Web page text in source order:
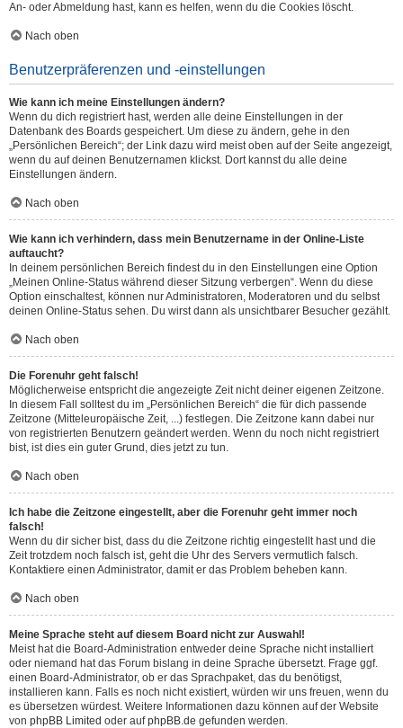
An- oder Abmeldung hast, kann es helfen, wenn du die Cookies löscht.
Nach oben
Benutzerpräferenzen und -einstellungen
Wie kann ich meine Einstellungen ändern?
Wenn du dich registriert hast, werden alle deine Einstellungen in der
Datenbank des Boards gespeichert. Um diese zu ändern, gehe in den
„Persönlichen Bereich“; der Link dazu wird meist oben auf der Seite angezeigt,
wenn du auf deinen Benutzernamen klickst. Dort kannst du alle deine
Einstellungen ändern.
Nach oben
Wie kann ich verhindern, dass mein Benutzername in der Online-Liste
auftaucht?
In deinem persönlichen Bereich findest du in den Einstellungen eine Option
„Meinen Online-Status während dieser Sitzung verbergen“. Wenn du diese
Option einschaltest, können nur Administratoren, Moderatoren und du selbst
deinen Online-Status sehen. Du wirst dann als unsichtbarer Besucher gezählt.
Nach oben
Die Forenuhr geht falsch!
Möglicherweise entspricht die angezeigte Zeit nicht deiner eigenen Zeitzone.
In diesem Fall solltest du im „Persönlichen Bereich“ die für dich passende
Zeitzone (Mitteleuropäische Zeit, ...) festlegen. Die Zeitzone kann dabei nur
von registrierten Benutzern geändert werden. Wenn du noch nicht registriert
bist, ist dies ein guter Grund, dies jetzt zu tun.
Nach oben
Ich habe die Zeitzone eingestellt, aber die Forenuhr geht immer noch
falsch!
Wenn du dir sicher bist, dass du die Zeitzone richtig eingestellt hast und die
Zeit trotzdem noch falsch ist, geht die Uhr des Servers vermutlich falsch.
Kontaktiere einen Administrator, damit er das Problem beheben kann.
Nach oben
Meine Sprache steht auf diesem Board nicht zur Auswahl!
Meist hat die Board-Administration entweder deine Sprache nicht installiert
oder niemand hat das Forum bislang in deine Sprache übersetzt. Frage ggf.
einen Board-Administrator, ob er das Sprachpaket, das du benötigst,
installieren kann. Falls es noch nicht existiert, würden wir uns freuen, wenn du
es übersetzen würdest. Weitere Informationen dazu können auf der Website
von phpBB Limited oder aufphpBB.de gefunden werden.